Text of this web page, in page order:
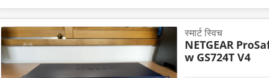
स्मार्ट स्विच
NETGEAR
w GS724T V4